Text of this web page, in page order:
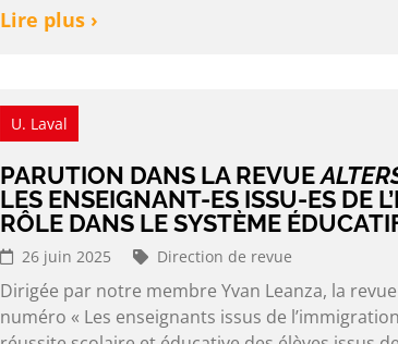
Lire plus ›
U. Laval
PARUTION DANS LA REVUE
LES ENSEIGNANT-ES ISSU-ES DE
RÔLE DANS LE SYSTÈME
26 juin 2025 Direction de revue
Dirigée par notre membre Yvan Leanza, la
numéro « Les enseignants issus de